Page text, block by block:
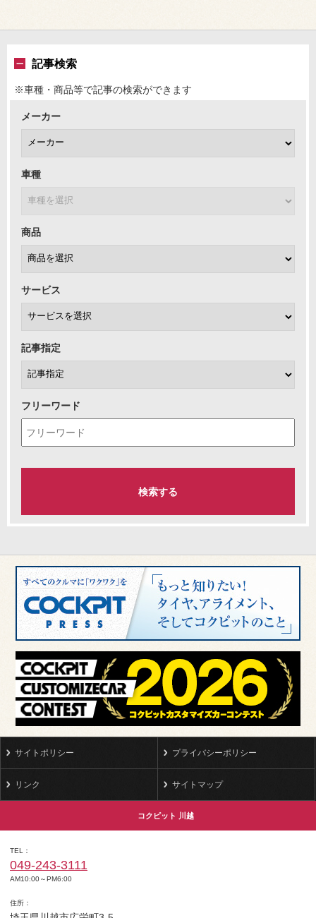
記事検索
※車種・商品等で記事の検索ができます
メーカー
車種
商品
サービス
記事指定
フリーワード
サイトポリシー プライバシーポリシー
リンク サイトマップ
コクピット 川越
TEL
049-243-3111
AM10:00～PM6:00
住所